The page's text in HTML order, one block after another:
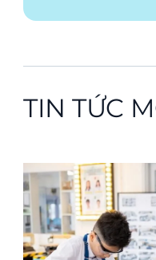
TIN TỨC
News image